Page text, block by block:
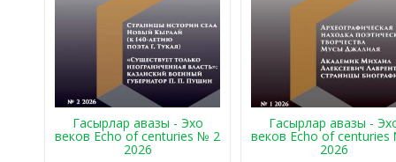
Гасырлар авазы - Эхо
веков Echo of centuries № 2
2026
Гасырлар авазы -
веков Echo of
2026